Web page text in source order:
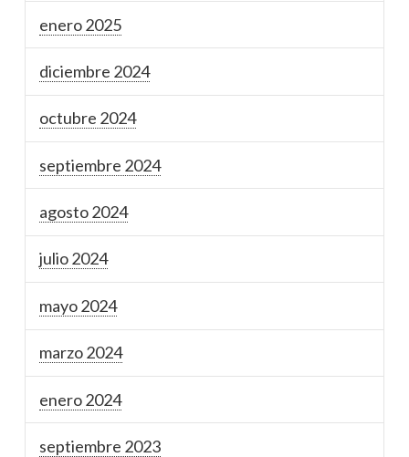
enero 2025
diciembre 2024
octubre 2024
septiembre 2024
agosto 2024
julio 2024
mayo 2024
marzo 2024
enero 2024
septiembre 2023